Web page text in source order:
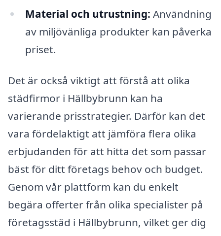
Material och utrustning: Användning
av miljövänliga produkter kan påverka
priset.
Det är också viktigt att förstå att olika
städfirmor i Hällbybrunn kan ha
varierande prisstrategier. Därför kan det
vara fördelaktigt att jämföra flera olika
erbjudanden för att hitta det som passar
bäst för ditt företags behov och budget.
Genom vår plattform kan du enkelt
begära offerter från olika specialister på
företagsstäd i Hällbybrunn, vilket ger dig